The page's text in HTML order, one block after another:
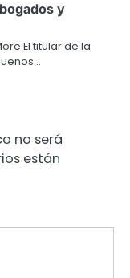
y
El titular de la
no será
están